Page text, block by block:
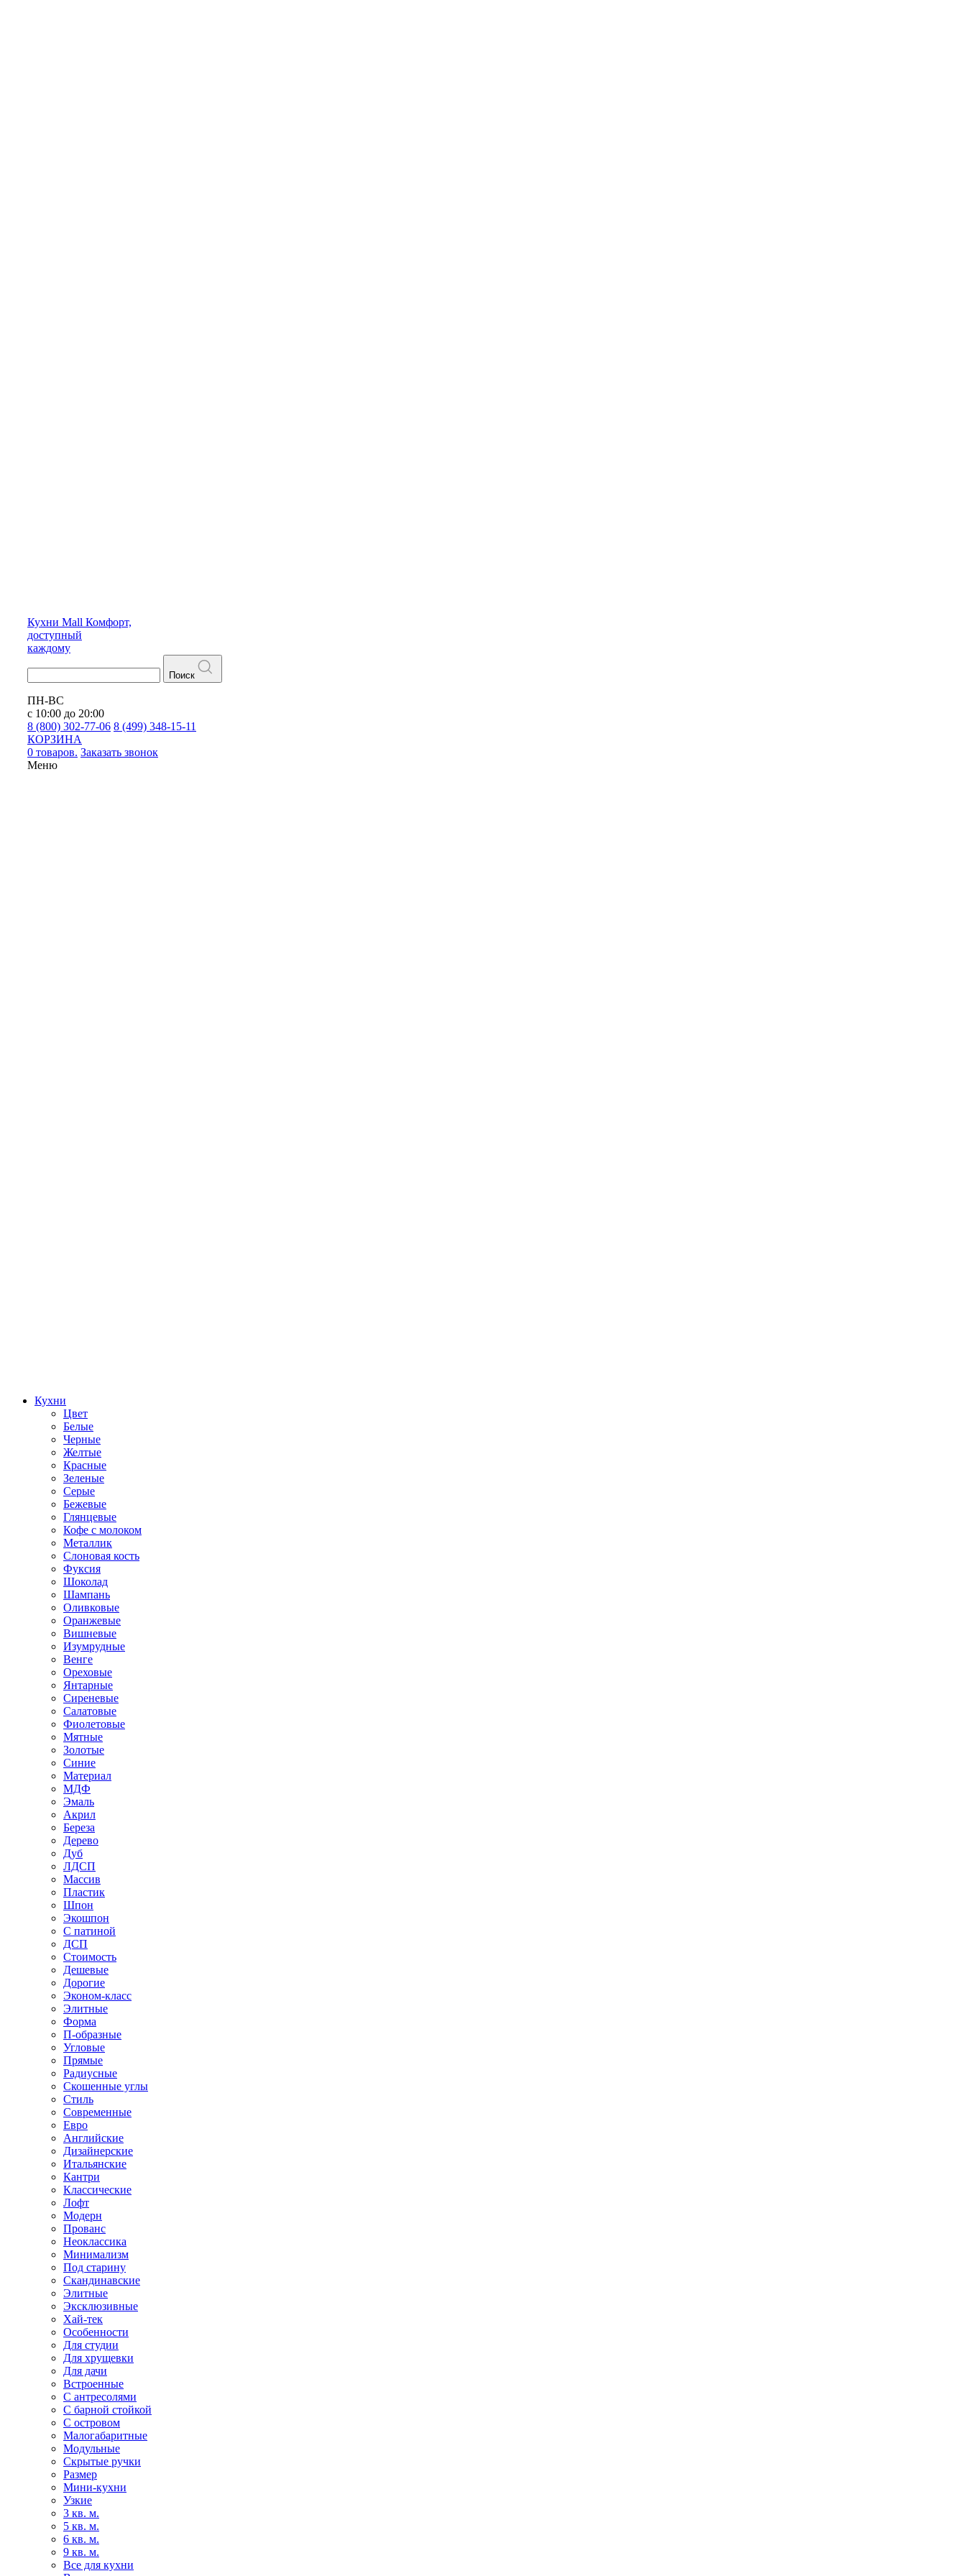
Кухни Mall Комфорт,
доступный
каждому
Поиск
ПН-ВС
с 10:00 до 20:00
8 (800) 302-77-06 8 (499) 348-15-11
КОРЗИНА
0 товаров. Заказать звонок
Меню
Кухни
Цвет
Белые
Черные
Желтые
Красные
Зеленые
Серые
Бежевые
Глянцевые
Кофе с молоком
Металлик
Слоновая кость
Фуксия
Шоколад
Шампань
Оливковые
Оранжевые
Вишневые
Изумрудные
Венге
Ореховые
Янтарные
Сиреневые
Салатовые
Фиолетовые
Мятные
Золотые
Синие
Материал
МДФ
Эмаль
Акрил
Береза
Дерево
Дуб
ЛДСП
Массив
Пластик
Шпон
Экошпон
С патиной
ДСП
Стоимость
Дешевые
Дорогие
Эконом-класс
Элитные
Форма
П-образные
Угловые
Прямые
Радиусные
Скошенные углы
Стиль
Современные
Евро
Английские
Дизайнерские
Итальянские
Кантри
Классические
Лофт
Модерн
Прованс
Неоклассика
Минимализм
Под старину
Скандинавские
Элитные
Эксклюзивные
Хай-тек
Особенности
Для студии
Для хрущевки
Для дачи
Встроенные
С антресолями
С барной стойкой
С островом
Малогабаритные
Модульные
Скрытые ручки
Размер
Мини-кухни
Узкие
3 кв. м.
5 кв. м.
6 кв. м.
9 кв. м.
Все для кухни